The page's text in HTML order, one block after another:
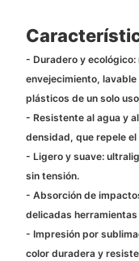
- Duradero y
envejecimiento,
plásticos de un solo
- Resistente al agua y
densidad, que repele
- Ligero y suave:
sin tensión.
- Absorción de
delicadas
- Impresión por
color duradera y